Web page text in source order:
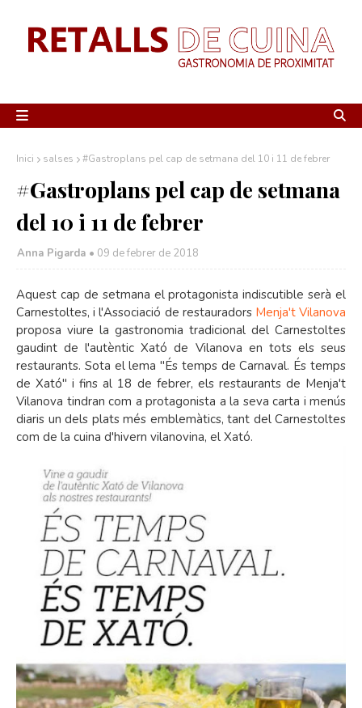
Inici salses #Gastroplans pel cap de setmana del 10 i 11 de febrer
#Gastroplans pel cap de setmana
del 10 i 11 de febrer
Anna Pigarda • 09 de febrer de 2018
Aquest cap de setmana el protagonista indiscutible serà el
Carnestoltes, i l'Associació de restauradors Menja't Vilanova
proposa viure la gastronomia tradicional del Carnestoltes
gaudint de l'autèntic Xató de Vilanova en tots els seus
restaurants. Sota el lema "És temps de Carnaval. És temps
de Xató" i fins al 18 de febrer, els restaurants de Menja't
Vilanova tindran com a protagonista a la seva carta i menús
diaris un dels plats més emblemàtics, tant del Carnestoltes
com de la cuina d'hivern vilanovina, el Xató.